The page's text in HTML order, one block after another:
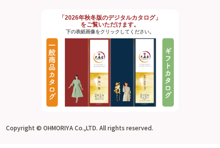
「2026年秋冬版のデジタルカタログ」
をご覧いただけます。
下の表紙画像をクリックしてください。
Copyright © OHMORIYA Co.,LTD. All rights reserved.